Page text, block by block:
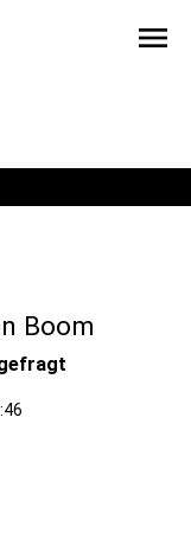
menu
Boom